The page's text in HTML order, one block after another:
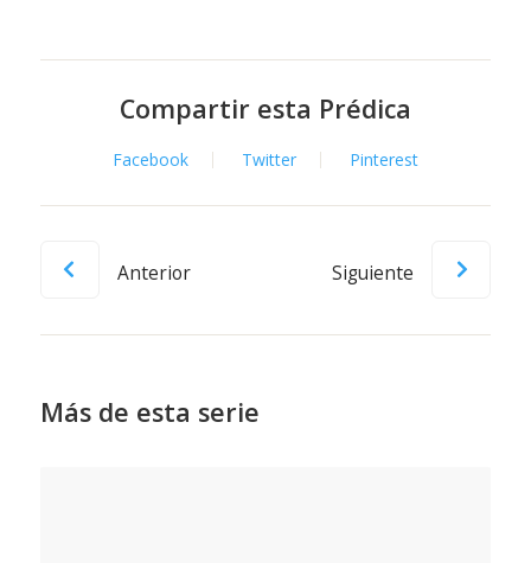
Compartir esta Prédica
Facebook Twitter Pinterest
Anterior Siguiente
Más de esta serie